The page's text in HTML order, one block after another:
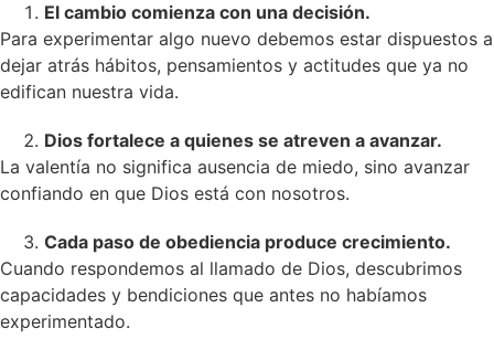
El cambio comienza con una decisión.
Para experimentar algo nuevo debemos estar dispuestos a
dejar atrás hábitos, pensamientos y actitudes que ya no
edifican nuestra vida.
Dios fortalece a quienes se atreven a avanzar.
La valentía no significa ausencia de miedo, sino avanzar
confiando en que Dios está con nosotros.
Cada paso de obediencia produce crecimiento.
Cuando respondemos al llamado de Dios, descubrimos
capacidades y bendiciones que antes no habíamos
experimentado.